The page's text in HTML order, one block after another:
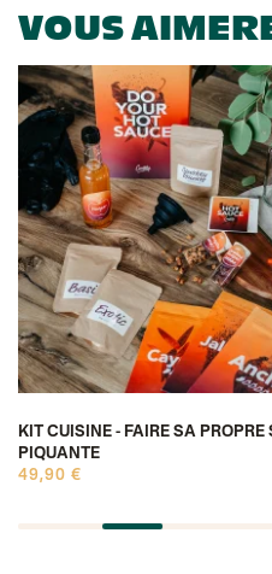
VOUS
KIT CUISINE - FAIRE SA PROPRE
PIQUANTE
49,90 €